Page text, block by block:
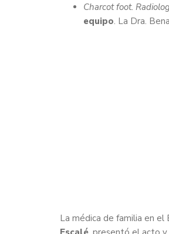
Charcot foot.
equipo. La Dra.
La médica de familia en el